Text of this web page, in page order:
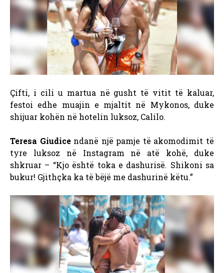
Çifti, i cili u martua në gusht të vitit të kaluar,
festoi edhe muajin e mjaltit në Mykonos, duke
shijuar kohën në hotelin luksoz, Calilo.
Teresa Giudicendanë një pamje të akomodimit të
tyre luksoz në Instagram në atë kohë, duke
shkruar – “Kjo është toka e dashurisë. Shikoni sa
bukur! Gjithçka ka të bëjë me dashurinë këtu.”